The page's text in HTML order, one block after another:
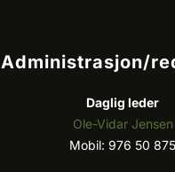
Administrasjon/
Daglig leder
Ole-Vidar Jensen
Mobil: 976 50 875